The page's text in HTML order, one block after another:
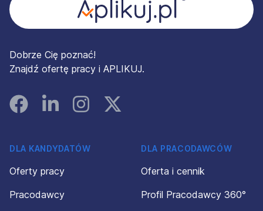
Dobrze Cię poznać!
Znajdź ofertę pracy i APLIKUJ.
FacebookLinked InInstagramInstagram
DLA KANDYDATÓW
Oferty pracy
Pracodawcy
DLA PRACODAWCÓW
Oferta i cennik
Profil Pracodawcy 360°